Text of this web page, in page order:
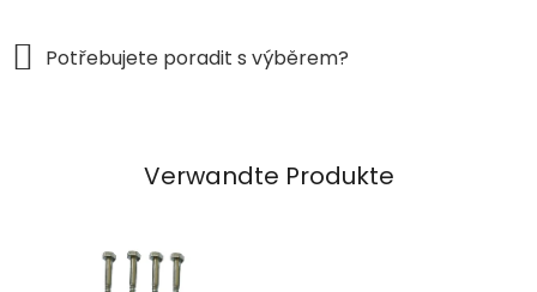
Verwandte Produkte